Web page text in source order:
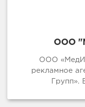
ООО
ООО
рекламное
Групп».